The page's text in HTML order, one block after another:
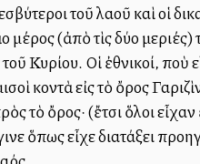
τοῦ λαοῦ καὶ οἱ
(ἀπὸ τὶς δύο μεριές)
Κυρίου. Οἱ ἐθνικοί, ποὺ
κοντὰ εἰς τὸ ὄρος
τὸ ὄρος· (ἔτσι ὅλοι
ὅπως εἶχε διατάξει